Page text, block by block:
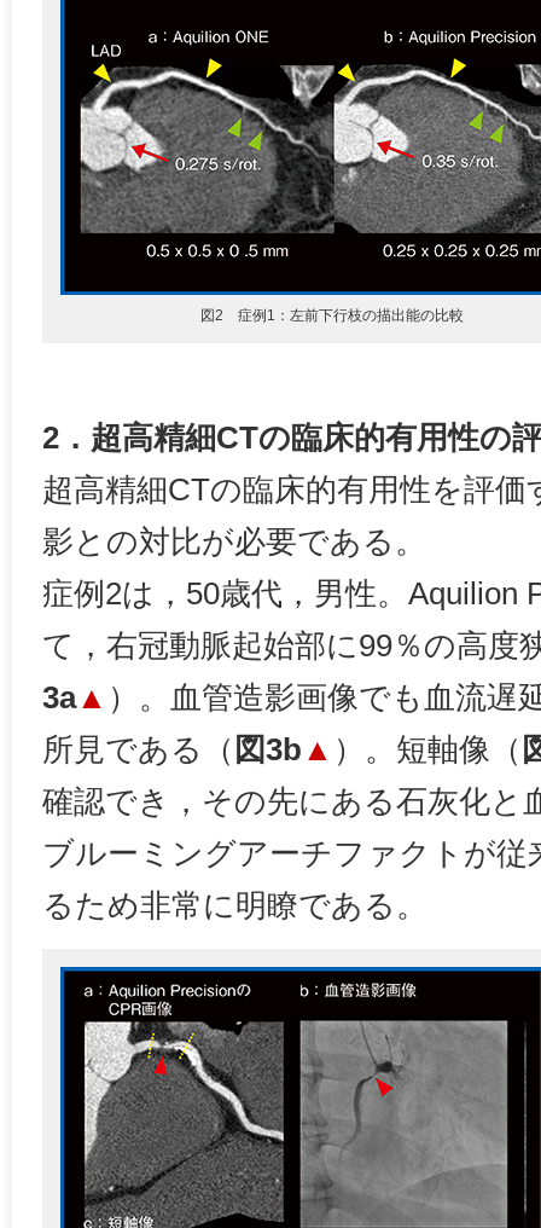
図2 症例1：左前下行枝の描出能の比較
2．超高精細CTの臨床的有用性の
超高精細CTの臨床的有用性を評
影との対比が必要である。
症例2は，50歳代，男性。Aquilion
て，右冠動脈起始部に99％の高度
3a▲ ）。血管造影画像でも血流遅
所見である（ 図3b ▲ ）。短軸像（
確認でき，その先にある石灰化と
ブルーミングアーチファクトが
るため非常に明瞭である。